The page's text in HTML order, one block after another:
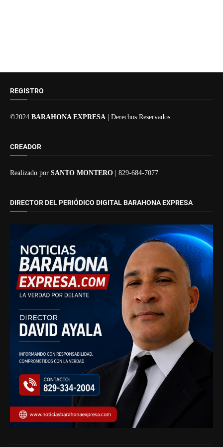
REGISTRO
©2024 BARAHONA EXPRESA | Derechos Reservados
CREADOR
Realizado por SANTO MONTERO | 829-684-7077
DIRECTOR DEL PERIÓDICO DIGITAL BARAHONA EXPRESA